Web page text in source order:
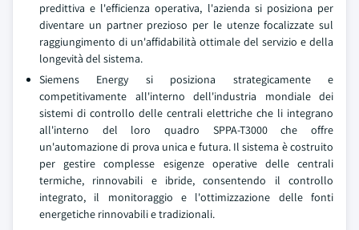
predittiva e l'efficienza operativa, l'azienda si posiziona per
diventare un partner prezioso per le utenze focalizzate sul
raggiungimento di un'affidabilità ottimale del servizio e della
longevità del sistema.
Siemens Energy si posiziona strategicamente e
competitivamente all'interno dell'industria mondiale dei
sistemi di controllo delle centrali elettriche che li integrano
all'interno del loro quadro SPPA-T3000 che offre
un'automazione di prova unica e futura. Il sistema è costruito
per gestire complesse esigenze operative delle centrali
termiche, rinnovabili e ibride, consentendo il controllo
integrato, il monitoraggio e l'ottimizzazione delle fonti
energetiche rinnovabili e tradizionali.